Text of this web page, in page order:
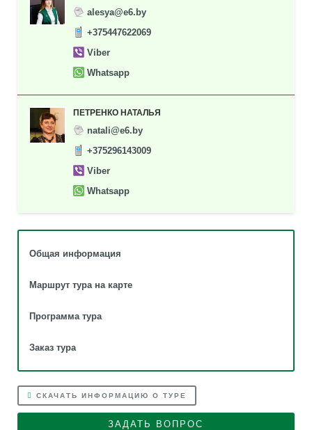
alesya@e6.by
+375447622069
Viber
Whatsapp
ПЕТРЕНКО НАТАЛЬЯ
natali@e6.by
+375296143009
Viber
Whatsapp
Общая информация
Маршрут тура на карте
Программа тура
Заказ тура
СКАЧАТЬ ИНФОРМАЦИЮ О ТУРЕ
ЗАДАТЬ ВОПРОС